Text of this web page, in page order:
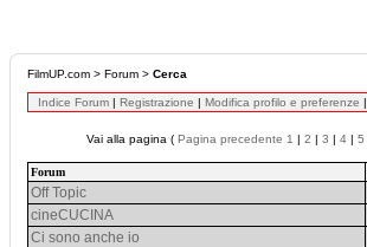
FilmUP.com > Forum > Cerca
Indice Forum | Registrazione | Modifica profilo e preferenze |
Vai alla pagina ( Pagina precedente 1 | 2 | 3 | 4 | 5
Forum
Off Topic
cineCUCINA
Ci sono anche io